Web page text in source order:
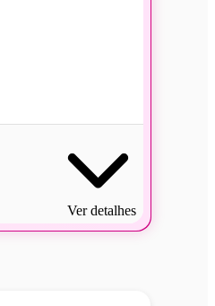
Ver detalhes